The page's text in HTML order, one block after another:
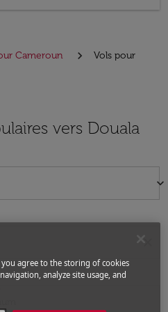
Cameroun
Vols pour
vers Douala
keyboard_arrow_down
close
you agree to the storing of cookies
analyze site usage, and